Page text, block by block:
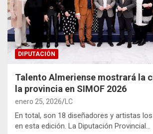
DIPUTACIÓN
Talento Almeriense mostrará la
la provincia en SIMOF 2026
enero 25, 2026 LC
En total, son 18 diseñadores y artistas
en esta edición. La Diputación Provincial…